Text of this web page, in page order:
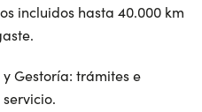
incluidos hasta 40.000 km
Gestoría: trámites e